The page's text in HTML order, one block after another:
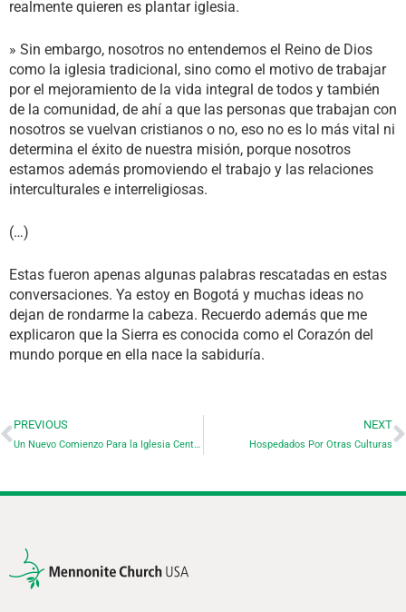
realmente quieren es plantar iglesia.
» Sin embargo, nosotros no entendemos el Reino de Dios
como la iglesia tradicional, sino como el motivo de trabajar
por el mejoramiento de la vida integral de todos y también
de la comunidad, de ahí a que las personas que trabajan con
nosotros se vuelvan cristianos o no, eso no es lo más vital ni
determina el éxito de nuestra misión, porque nosotros
estamos además promoviendo el trabajo y las relaciones
interculturales e interreligiosas.
(…)
Estas fueron apenas algunas palabras rescatadas en estas
conversaciones. Ya estoy en Bogotá y muchas ideas no
dejan de rondarme la cabeza. Recuerdo además que me
explicaron que la Sierra es conocida como el Corazón del
mundo porque en ella nace la sabiduría.
PREVIOUS
Un Nuevo Comienzo Para la Iglesia Centro de Alabanza
NEXT
Hospedados Por Otras Culturas